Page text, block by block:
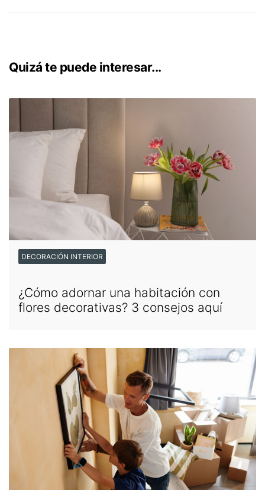
Quizá te puede interesar...
DECORACIÓN INTERIOR
¿Cómo adornar una habitación con
flores decorativas? 3 consejos aquí